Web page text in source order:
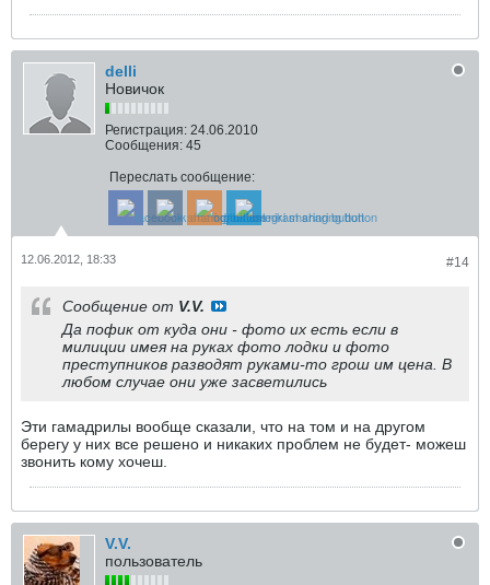
delli
Новичок
Регистрация: 24.06.2010
Сообщения: 45
Переслать сообщение:
#14
12.06.2012, 18:33
Сообщение от V.V.
Да пофик от куда они - фото их есть если в
милиции имея на руках фото лодки и фото
преступников разводят руками-то грош им цена. В
любом случае они уже засветились
Эти гамадрилы вообще сказали, что на том и на другом
берегу у них все решено и никаких проблем не будет- можеш
звонить кому хочеш.
V.V.
пользователь